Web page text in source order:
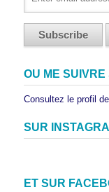
OU ME
Consultez le profil
SUR
ET SUR